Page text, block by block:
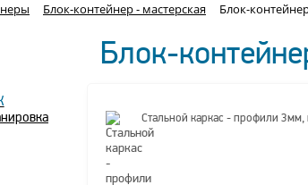
Блок-контейнер - мастерская Блок-
Блок-
Стальной каркас - профили